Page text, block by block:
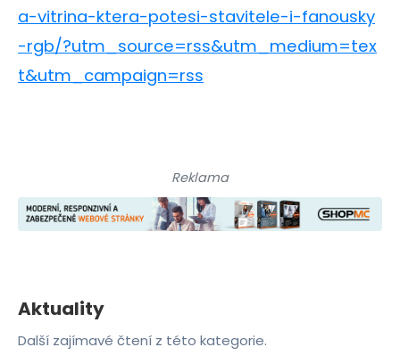
a-vitrina-ktera-potesi-stavitele-i-fanousky
-rgb/?utm_source=rss&utm_medium=tex
t&utm_campaign=rss
Reklama
Aktuality
Další zajímavé čtení z této kategorie.